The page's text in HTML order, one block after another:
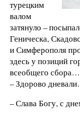
турецким
валом
затянуло –
Геническа,
и Симферополя
здесь у позиций
всеобщего сбора…
– Здорово
– Слава Богу, с